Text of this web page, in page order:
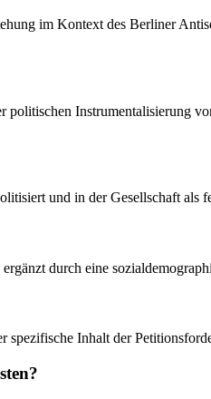
im Kontext des Berliner
Instrumentalisierung
und in der Gesellschaft als
durch eine
Inhalt der